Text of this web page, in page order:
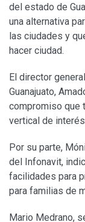
del estado de
una alternativa
las ciudades y
hacer ciudad.
El director
Guanajuato,
compromiso que
vertical de
Por su parte,
del Infonavit,
facilidades para
para familias de
Mario Medrano,